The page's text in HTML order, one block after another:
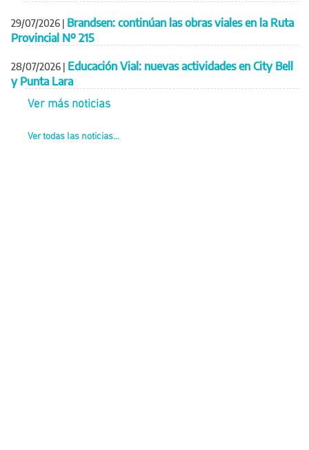
29/07/2026 | Brandsen: continúan las obras viales en la Ruta
Provincial Nº 215
28/07/2026 | Educación Vial: nuevas actividades en City Bell
y Punta Lara
Ver más noticias
Ver todas las noticias...